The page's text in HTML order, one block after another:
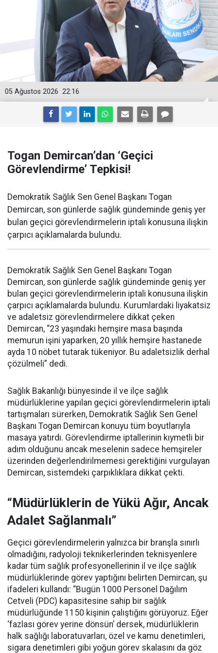
22:16
05 Ağustos 2026
Togan Demircan’dan ‘Geçici
Görevlendirme’ Tepkisi!
Demokratik Sağlık Sen Genel Başkanı Togan
Demircan, son günlerde sağlık gündeminde geniş yer
bulan geçici görevlendirmelerin iptali konusuna ilişkin
çarpıcı açıklamalarda bulundu.
Demokratik Sağlık Sen Genel Başkanı Togan
Demircan, son günlerde sağlık gündeminde geniş yer
bulan geçici görevlendirmelerin iptali konusuna ilişkin
çarpıcı açıklamalarda bulundu. Kurumlardaki liyakatsiz
ve adaletsiz görevlendirmelere dikkat çeken
Demircan, “23 yaşındaki hemşire masa başında
memurun işini yaparken, 20 yıllık hemşire hastanede
ayda 10 nöbet tutarak tükeniyor. Bu adaletsizlik derhal
çözülmeli” dedi.
Sağlık Bakanlığı bünyesinde il ve ilçe sağlık
müdürlüklerine yapılan geçici görevlendirmelerin iptali
tartışmaları sürerken, Demokratik Sağlık Sen Genel
Başkanı Togan Demircan konuyu tüm boyutlarıyla
masaya yatırdı. Görevlendirme iptallerinin kıymetli bir
adım olduğunu ancak meselenin sadece hemşireler
üzerinden değerlendirilmemesi gerektiğini vurgulayan
Demircan, sistemdeki çarpıklıklara dikkat çekti.
“Müdürlüklerin de Yükü Ağır, Ancak
Adalet Sağlanmalı”
Geçici görevlendirmelerin yalnızca bir branşla sınırlı
olmadığını, radyoloji teknikerlerinden teknisyenlere
kadar tüm sağlık profesyonellerinin il ve ilçe sağlık
müdürlüklerinde görev yaptığını belirten Demircan, şu
ifadeleri kullandı: “Bugün 1000 Personel Dağılım
Cetveli (PDC) kapasitesine sahip bir sağlık
müdürlüğünde 1150 kişinin çalıştığını görüyoruz. Eğer
‘fazlası görev yerine dönsün’ dersek, müdürlüklerin
halk sağlığı laboratuvarları, özel ve kamu denetimleri,
sigara denetimleri gibi yoğun görev skalasını da göz